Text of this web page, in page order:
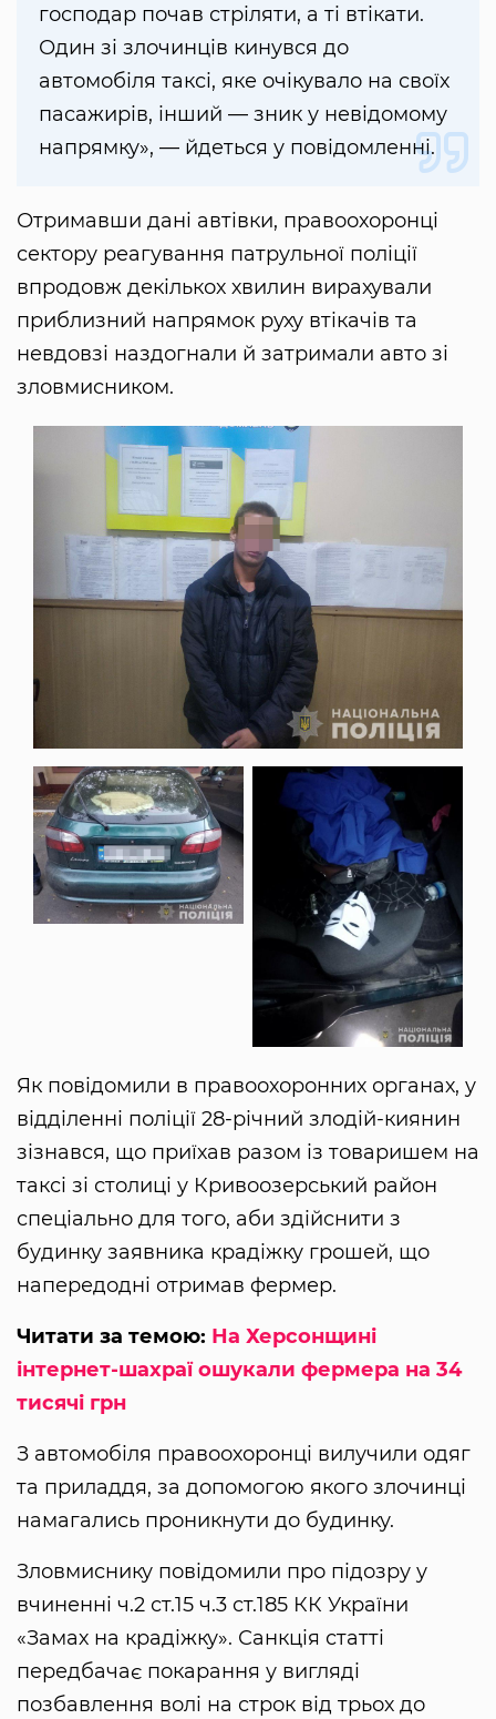
господар почав стріляти, а ті втікати.
Один зі злочинців кинувся до
автомобіля таксі, яке очікувало на своїх
пасажирів, інший — зник у невідомому
напрямку», — йдеться у повідомленні.
Отримавши дані автівки, правоохоронці
сектору реагування патрульної поліції
впродовж декількох хвилин вирахували
приблизний напрямок руху втікачів та
невдовзі наздогнали й затримали авто зі
зловмисником.
Як повідомили в правоохоронних органах, у
відділенні поліції 28-річний злодій-киянин
зізнався, що приїхав разом із товаришем на
таксі зі столиці у Кривоозерський район
спеціально для того, аби здійснити з
будинку заявника крадіжку грошей, що
напередодні отримав фермер.
Читати за темою: На Херсонщині
інтернет-шахраї ошукали фермера на 34
тисячі грн
З автомобіля правоохоронці вилучили одяг
та приладдя, за допомогою якого злочинці
намагались проникнути до будинку.
Зловмиснику повідомили про підозру у
вчиненні ч.2 ст.15 ч.3 ст.185 КК України
«Замах на крадіжку». Санкція статті
передбачає покарання у вигляді
позбавлення волі на строк від трьох до